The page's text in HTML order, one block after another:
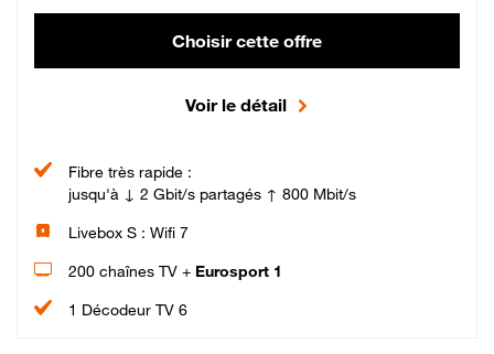
Choisir cette offre
Voir le détail
Fibre très rapide :
jusqu'à ↓ 2 Gbit/s partagés ↑ 800 Mbit/s
Livebox S : Wifi 7
200 chaînes TV + Eurosport 1
1 Décodeur TV 6